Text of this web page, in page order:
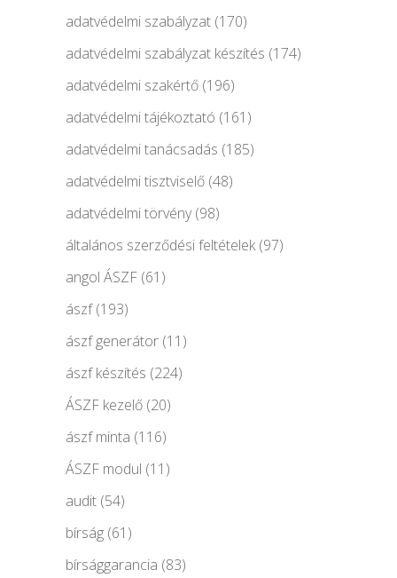
adatvédelmi szabályzat (170)
adatvédelmi szabályzat készítés (174)
adatvédelmi szakértő (196)
adatvédelmi tájékoztató (161)
adatvédelmi tanácsadás (185)
adatvédelmi tisztviselő (48)
adatvédelmi törvény(98)
általános szerződési feltételek(97)
angol ÁSZF (61)
ászf(193)
ászf generátor (11)
ászf készítés (224)
ÁSZF kezelő (20)
ászf minta (116)
ÁSZF modul (11)
audit (54)
bírság (61)
bírsággarancia (83)